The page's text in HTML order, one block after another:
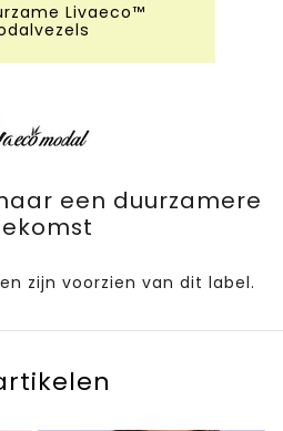
Livaeco™
een duurzamere
zijn voorzien van dit label.